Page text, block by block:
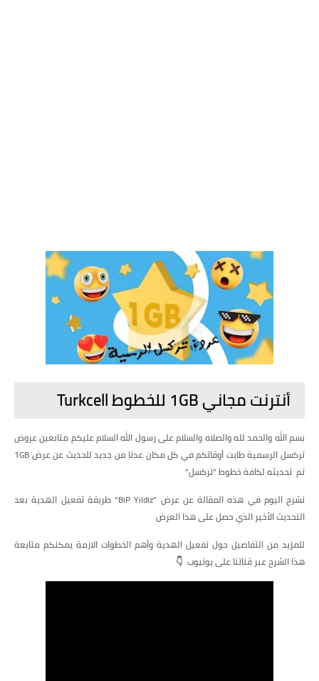
أنترنت مجاني 1GB للخطوط Turkcell
بسم الله والحمد لله والصلاه والسلام على رسول الله السلام عليكم متابعين عروض
تركسل الرسمية طابت أوقاتكم في كل مكان عدنا من جديد للحديث عن عرض 1GB
تم تحديثه لكافة خطوط "تركسل"
نشرح اليوم في هذه المقالة عن عرض "BiP Yildiz" طريقة تفعيل الهدية بعد
التحديث الأخير الذي حصل على هذا العرض
للمزيد من التفاصيل حول تفعيل الهدية وأهم الخطوات الازمة يمكنكم متابعة
هذا الشرح عبر قناتنا على يوتيوب 👇